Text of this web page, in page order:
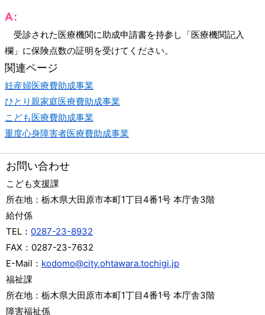
受診された医療機関に助成申請書を持参し「医療機関記入
欄」に保険点数の証明を受けてください。
関連ページ
妊産婦医療費助成事業
ひとり親家庭医療費助成事業
こども医療費助成事業
重度心身障害者医療費助成事業
お問い合わせ
こども支援課
所在地： 栃木県大田原市本町1丁目4番1号 本庁舎3階
給付係
TEL： 0287-23-8932
FAX： 0287-23-7632
E-Mail： kodomo@city.ohtawara.tochigi.jp
福祉課
所在地： 栃木県大田原市本町1丁目4番1号 本庁舎3階
障害福祉係